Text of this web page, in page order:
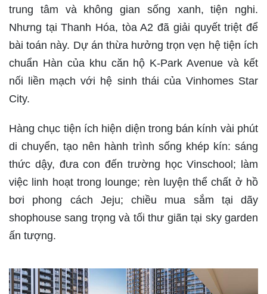
trung tâm và không gian sống xanh, tiện nghi.
Nhưng tại Thanh Hóa, tòa A2 đã giải quyết triệt để
bài toán này. Dự án thừa hưởng trọn vẹn hệ tiện ích
chuẩn Hàn của khu căn hộ K-Park Avenue và kết
nối liền mạch với hệ sinh thái của Vinhomes Star
City.
Hàng chục tiện ích hiện diện trong bán kính vài phút
di chuyển, tạo nên hành trình sống khép kín: sáng
thức dậy, đưa con đến trường học Vinschool; làm
việc linh hoạt trong lounge; rèn luyện thể chất ở hồ
bơi phong cách Jeju; chiều mua sắm tại dãy
shophouse sang trọng và tối thư giãn tại sky garden
ấn tượng.